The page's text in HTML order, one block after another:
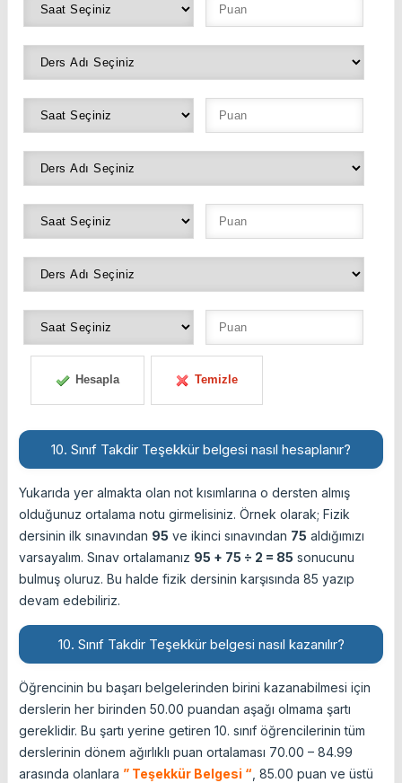
Hesapla Temizle
10. Sınıf Takdir Teşekkür belgesi nasıl hesaplanır?
Yukarıda yer almakta olan not kısımlarına o dersten almış
olduğunuz ortalama notu girmelisiniz. Örnek olarak; Fizik
dersinin ilk sınavından 95 ve ikinci sınavından 75 aldığımızı
varsayalım. Sınav ortalamanız 95 + 75 ÷ 2 = 85 sonucunu
bulmuş oluruz. Bu halde fizik dersinin karşısında 85 yazıp
devam edebiliriz.
10. Sınıf Takdir Teşekkür belgesi nasıl kazanılır?
Öğrencinin bu başarı belgelerinden birini kazanabilmesi için
derslerin her birinden 50.00 puandan aşağı olmama şartı
gereklidir. Bu şartı yerine getiren 10. sınıf öğrencilerinin tüm
derslerinin dönem ağırlıklı puan ortalaması 70.00 – 84.99
arasında olanlara ” Teşekkür Belgesi “ , 85.00 puan ve üstü